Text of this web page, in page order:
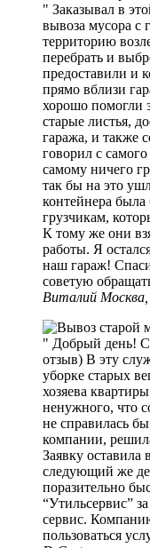
Заказывал в
вывоза мусора с
территорию
перебрать и
предоставили и
прямо вблизи
хорошо помогли
старые листья,
гаража, и также
говорил с
самому ничего
так бы на это
контейнера
грузчикам,
К тому же они
работы. Я
наш гараж!
советую
Виталий Москва,
Добрый день!
отзыв) В эту
уборке старых
хозяева
ненужного, что
не справилась
компании,
Заявку оставила
следующий же
поразительно
“Утильсервис”
сервис.
пользоваться